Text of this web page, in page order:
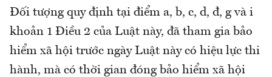
Đối tượng quy định tại điểm a, b, c, d, đ, g và i
khoản 1 Điều 2 của Luật này, đã tham gia bảo
hiểm xã hội trước ngày Luật này có hiệu lực thi
hành, mà có thời gian đóng bảo hiểm xã hội